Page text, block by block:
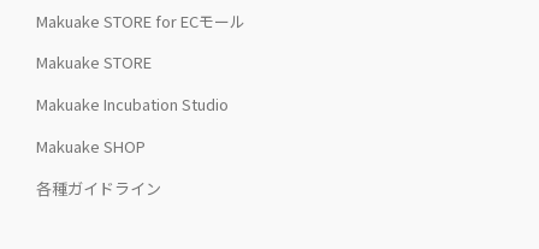
Makuake STORE for ECモール
Makuake STORE
Makuake Incubation Studio
Makuake SHOP
各種ガイドライン